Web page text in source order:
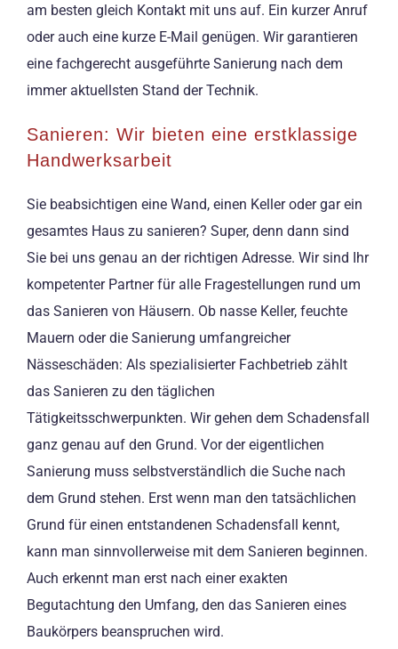
am besten gleich Kontakt mit uns auf. Ein kurzer Anruf
oder auch eine kurze E-Mail genügen. Wir garantieren
eine fachgerecht ausgeführte Sanierung nach dem
immer aktuellsten Stand der Technik.
Sanieren: Wir bieten eine erstklassige
Handwerksarbeit
Sie beabsichtigen eine Wand, einen Keller oder gar ein
gesamtes Haus zu sanieren? Super, denn dann sind
Sie bei uns genau an der richtigen Adresse. Wir sind Ihr
kompetenter Partner für alle Fragestellungen rund um
das Sanieren von Häusern. Ob nasse Keller, feuchte
Mauern oder die Sanierung umfangreicher
Nässeschäden: Als spezialisierter Fachbetrieb zählt
das Sanieren zu den täglichen
Tätigkeitsschwerpunkten. Wir gehen dem Schadensfall
ganz genau auf den Grund. Vor der eigentlichen
Sanierung muss selbstverständlich die Suche nach
dem Grund stehen. Erst wenn man den tatsächlichen
Grund für einen entstandenen Schadensfall kennt,
kann man sinnvollerweise mit dem Sanieren beginnen.
Auch erkennt man erst nach einer exakten
Begutachtung den Umfang, den das Sanieren eines
Baukörpers beanspruchen wird.